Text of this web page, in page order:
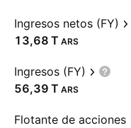
Ingresos netos (FY)
‪13,68 T‬ ARS
Ingresos (FY)
‪56,39 T‬ ARS
Flotante de acciones